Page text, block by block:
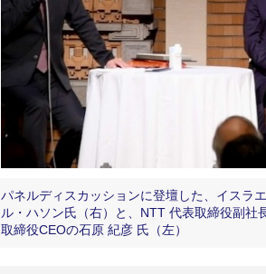
パネルディスカッションに登壇した、イスラ
ル・ハソン氏（右）と、NTT 代表取締役副
取締役CEOの石原 紀彦 氏（左）